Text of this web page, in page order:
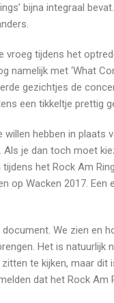
bijna integraal
vroeg tijdens het
namelijk met ‘What
gezichtjes de
een tikkeltje prettig
hebben in plaats
Als je dan toch moet
tijdens het Rock Am Ring
op Wacken 2017. Een
We zien en
Het is natuurlijk
te kijken, maar dit
dat het Rock Am